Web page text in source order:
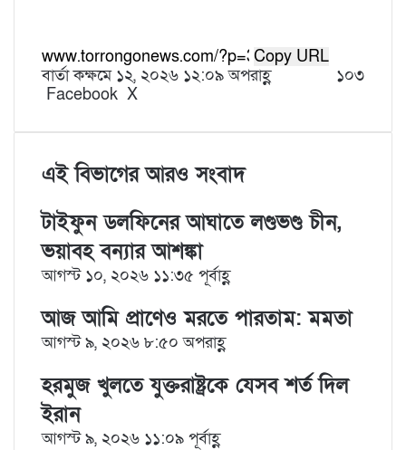
Copy URL
বার্তা কক্ষমে ১২, ২০২৬ ১২:০৯ অপরাহ্ণ
১০৩
Facebook X
n
e
n
m
l
n
e
r
s
t
d
i
t
o
t
a
t
e
a
e
v
a
E
m
a
l
i
t
এই বিভাগের আরও সংবাদ
টাইফুন ডলফিনের আঘাতে লণ্ডভণ্ড চীন,
ভয়াবহ বন্যার আশঙ্কা
আগস্ট ১০, ২০২৬ ১১:৩৫ পূর্বাহ্ণ
আজ আমি প্রাণেও মরতে পারতাম: মমতা
আগস্ট ৯, ২০২৬ ৮:৫০ অপরাহ্ণ
হরমুজ খুলতে যুক্তরাষ্ট্রকে যেসব শর্ত দিল
ইরান
আগস্ট ৯, ২০২৬ ১১:০৯ পূর্বাহ্ণ